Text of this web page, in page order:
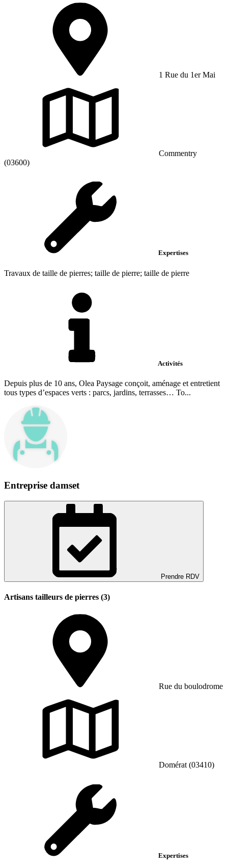
1 Rue du 1er Mai
Commentry
(03600)
Expertises
Travaux de taille de pierres; taille de pierre; taille de pierre
Activités
Depuis plus de 10 ans, Olea Paysage conçoit, aménage et entretient
tous types d’espaces verts : parcs, jardins, terrasses… To...
Entreprise damset
Prendre RDV
Artisans tailleurs de pierres (3)
Rue du boulodrome
Domérat (03410)
Expertises